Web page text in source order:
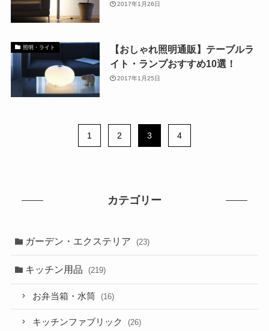
2017年1月26日
照明・ライト
【おしゃれ照明通販】テーブルラ
イト・ランプおすすめ10選！
2017年1月25日
1 2 3 4
カテゴリー
ガーデン・エクステリア (23)
キッチン用品 (219)
お弁当箱・水筒 (16)
キッチンファブリック (26)